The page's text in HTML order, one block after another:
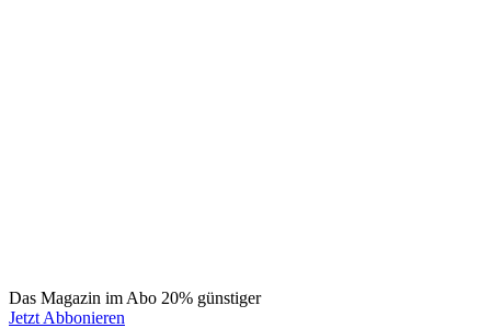
Das Magazin im Abo 20% günstiger
Jetzt Abbonieren